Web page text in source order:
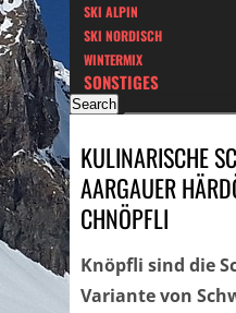
SKI ALPIN
SKI NORDISCH
WINTERMIX
SONSTIGES
KULINARISCHE
AARGAUER
CHNÖPFLI
Knöpfli sind die
Variante von